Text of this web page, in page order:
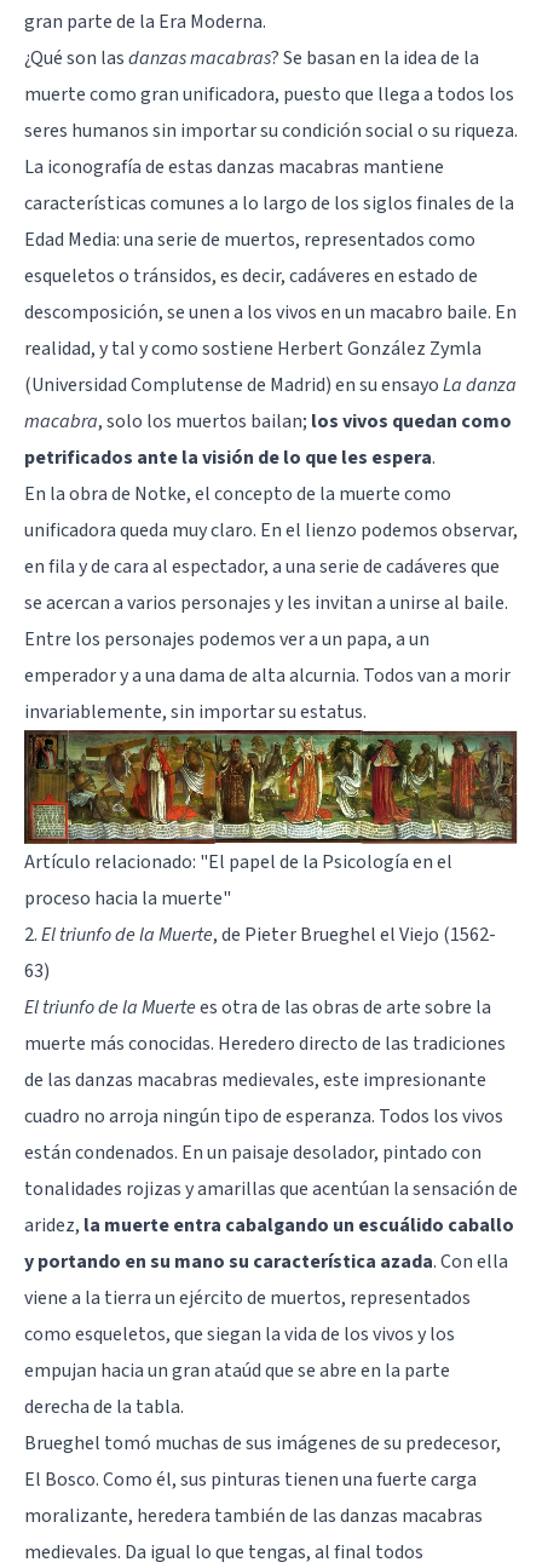
gran parte de la Era Moderna.
¿Qué son lasdanzas macabras? Se basan en la idea de la
muerte como gran unificadora, puesto que llega a todos los
seres humanos sin importar su condición social o su riqueza.
La iconografía de estas danzas macabras mantiene
características comunes a lo largo de los siglos finales de la
Edad Media: una serie de muertos, representados como
esqueletos o tránsidos, es decir, cadáveres en estado de
descomposición, se unen a los vivos en un macabro baile. En
realidad, y tal y como sostiene Herbert González Zymla
(Universidad Complutense de Madrid) en su ensayoLa danza
macabra, solo los muertos bailan; los vivos quedan como
petrificados ante la visión de lo que les espera.
En la obra de Notke, el concepto de la muerte como
unificadora queda muy claro. En el lienzo podemos observar,
en fila y de cara al espectador, a una serie de cadáveres que
se acercan a varios personajes y les invitan a unirse al baile.
Entre los personajes podemos ver a un papa, a un
emperador y a una dama de alta alcurnia. Todos van a morir
invariablemente, sin importar su estatus.
Artículo relacionado: "El papel de la Psicología en el
proceso hacia la muerte"
2.El triunfo de la Muerte, de Pieter Brueghel el Viejo (1562-
63)
El triunfo de la Muertees otra de las obras de arte sobre la
muerte más conocidas. Heredero directo de las tradiciones
de las danzas macabras medievales, este impresionante
cuadro no arroja ningún tipo de esperanza. Todos los vivos
están condenados. En un paisaje desolador, pintado con
tonalidades rojizas y amarillas que acentúan la sensación de
aridez, la muerte entra cabalgando un escuálido caballo
y portando en su mano su característica azada. Con ella
viene a la tierra un ejército de muertos, representados
como esqueletos, que siegan la vida de los vivos y los
empujan hacia un gran ataúd que se abre en la parte
derecha de la tabla.
Brueghel tomó muchas de sus imágenes de su predecesor,
El Bosco. Como él, sus pinturas tienen una fuerte carga
moralizante, heredera también de las danzas macabras
medievales. Da igual lo que tengas, al final todos